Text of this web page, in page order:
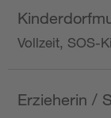
Vollzeit, SOS-
Erzieherin /